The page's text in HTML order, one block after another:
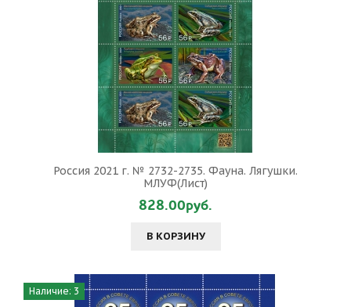
Россия 2021 г. № 2732-2735. Фауна. Лягушки.
МЛУФ(Лист)
828.00руб.
В КОРЗИНУ
Наличие: 3